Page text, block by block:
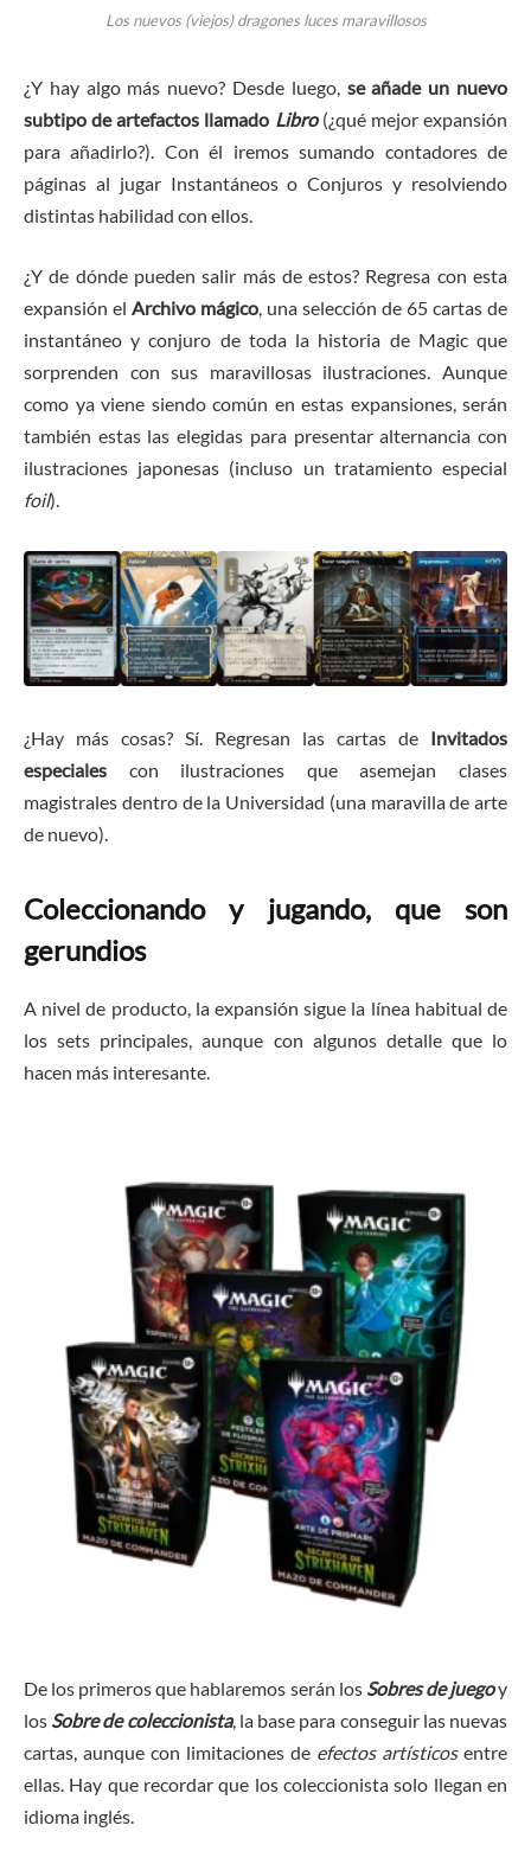
Los nuevos (viejos) dragones luces maravillosos
¿Y hay algo más nuevo? Desde luego, se añade un nuevo
subtipo de artefactos llamado Libro(¿qué mejor expansión
para añadirlo?). Con él iremos sumando contadores de
páginas al jugar Instantáneos o Conjuros y resolviendo
distintas habilidad con ellos.
¿Y de dónde pueden salir más de estos? Regresa con esta
expansión el Archivo mágico, una selección de 65 cartas de
instantáneo y conjuro de toda la historia de Magic que
sorprenden con sus maravillosas ilustraciones. Aunque
como ya viene siendo común en estas expansiones, serán
también estas las elegidas para presentar alternancia con
ilustraciones japonesas (incluso un tratamiento especial
foil).
¿Hay más cosas? Sí. Regresan las cartas de Invitados
especiales con ilustraciones que asemejan clases
magistrales dentro de la Universidad (una maravilla de arte
de nuevo).
Coleccionando y jugando, que son
gerundios
A nivel de producto, la expansión sigue la línea habitual de
los sets principales, aunque con algunos detalle que lo
hacen más interesante.
De los primeros que hablaremos serán los Sobres de juegoy
los Sobre de coleccionista, la base para conseguir las nuevas
cartas, aunque con limitaciones de efectos artísticosentre
ellas. Hay que recordar que los coleccionista solo llegan en
idioma inglés.